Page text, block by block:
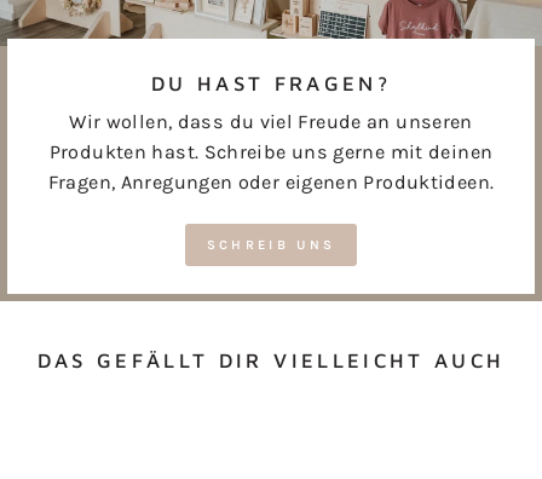
DU HAST FRAGEN?
Wir wollen, dass du viel Freude an unseren
Produkten hast. Schreibe uns gerne mit deinen
Fragen, Anregungen oder eigenen Produktideen.
SCHREIB UNS
DAS GEFÄLLT DIR VIELLEICHT AUCH